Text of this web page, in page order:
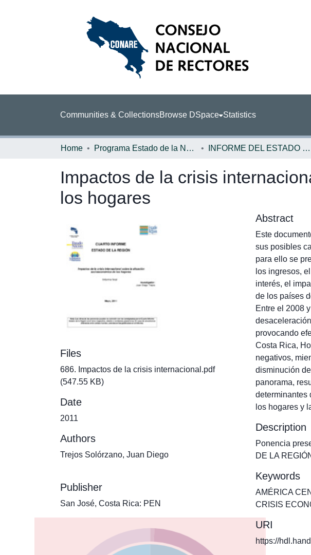
Communities & CollectionsBrowse DSpace Statistics
Home Programa Estado de la Nación (PEN) INFORME DEL ESTADO DE LA REGION
Impactos de la crisis
los hogares
Files
686. Impactos de la crisis internacional.pdf
(547.55 KB)
Date
2011
Authors
Trejos Solórzano, Juan Diego
Publisher
San José, Costa Rica: PEN
Abstract
Este
sus posibles
para ello se
los ingresos,
interés, el
de los países
Entre el 2008
provocando
Costa Rica,
negativos,
disminución
panorama,
determinantes
los hogares y
Description
Ponencia
DE LA
Keywords
AMÉRICA
CRISIS
URI
https://